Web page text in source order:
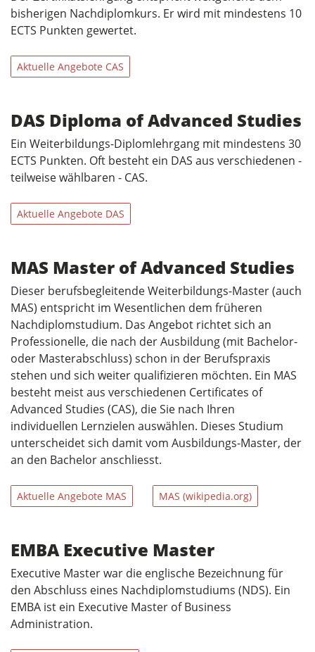
bisherigen Nachdiplomkurs. Er wird mit mindestens 10
ECTS Punkten gewertet.
Aktuelle Angebote CAS
DAS Diploma of Advanced Studies
Ein Weiterbildungs-Diplomlehrgang mit mindestens 30
ECTS Punkten. Oft besteht ein DAS aus verschiedenen -
teilweise wählbaren - CAS.
Aktuelle Angebote DAS
MAS Master of Advanced Studies
Dieser berufsbegleitende Weiterbildungs-Master (auch
MAS) entspricht im Wesentlichen dem früheren
Nachdiplomstudium. Das Angebot richtet sich an
Professionelle, die nach der Ausbildung (mit Bachelor-
oder Masterabschluss) schon in der Berufspraxis
stehen und sich weiter qualifizieren möchten. Ein MAS
besteht meist aus verschiedenen Certificates of
Advanced Studies (CAS), die Sie nach Ihren
individuellen Lernzielen auswählen. Dieses Studium
unterscheidet sich damit vom Ausbildungs-Master, der
an den Bachelor anschliesst.
Aktuelle Angebote MAS MAS (wikipedia.org)
EMBA Executive Master
Executive Master war die englische Bezeichnung für
den Abschluss eines Nachdiplomstudiums (NDS). Ein
EMBA ist ein Executive Master of Business
Administration.